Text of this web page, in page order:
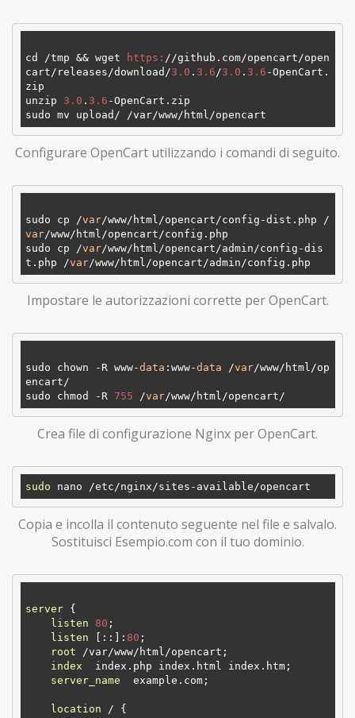
cd /tmp && wget https: / /github.com/opencart /open
cart/releases /download/3.0 . 3.6 /3.0 . 3.6 -OpenCart.
zip
unzip 3.0 . 3.6 -OpenCart.zip
sudo mv upload/
/var/www/html/opencart
Configurare OpenCart utilizzando i comandi di seguito.
sudo cp /var/www/html/opencart/config-dist.php /
var/www/html/opencart/config.php
sudo cp /var/www/html/opencart/admin/config-dis
t.php /var
Impostare le autorizzazioni corrette per OpenCart.
sudo chown -R www-data :www-data /var/www/html/op
encart/
sudo chmod -R 755 /var
Crea file di configurazione Nginx per OpenCart.
sudo
Copia e incolla il contenuto seguente nel file e salvalo.
Sostituisci Esempio.com con il tuo dominio.
server {
listen
80 ;
listen [::]: 80 ;
root /var/www/html/opencart;
index
  index.php index.html index.htm;
server_name
  example.com;
location / {